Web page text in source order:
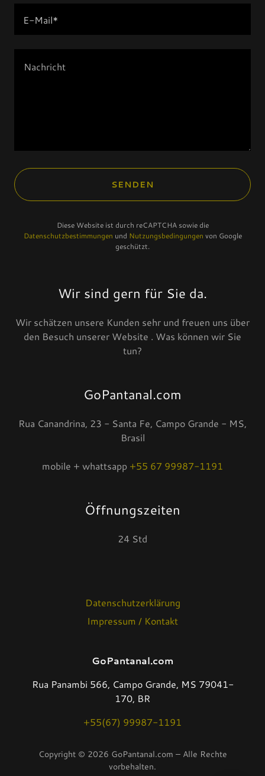
E-Mail*
SENDEN
Diese Website ist durch reCAPTCHA sowie die
Datenschutzbestimmungen und Nutzungsbedingungen von Google
geschützt.
Wir sind gern für Sie da.
Wir schätzen unsere Kunden sehr und freuen uns über
den Besuch unserer Website . Was können wir Sie
tun?
GoPantanal.com
Rua Canandrina, 23 - Santa Fe, Campo Grande - MS,
Brasil
mobile + whattsapp +55 67 99987-1191
Öffnungszeiten
24 Std
Datenschutzerklärung
Impressum / Kontakt
GoPantanal.com
Rua Panambi 566, Campo Grande, MS 79041-
170, BR
+55(67) 99987-1191
Copyright © 2026 GoPantanal.com – Alle Rechte
vorbehalten.